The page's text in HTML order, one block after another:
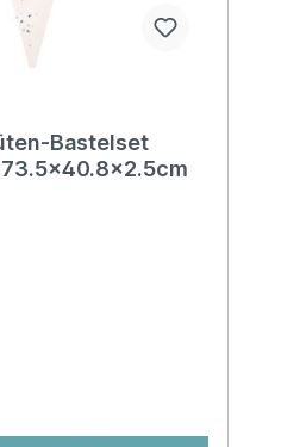
Bastelset
73.5x40.8x2.5cm